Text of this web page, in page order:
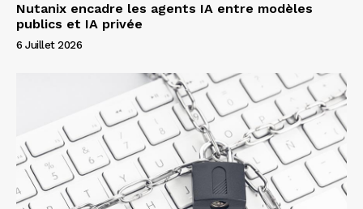
Nutanix encadre les agents IA entre modèles
publics et IA privée
6 Juillet 2026